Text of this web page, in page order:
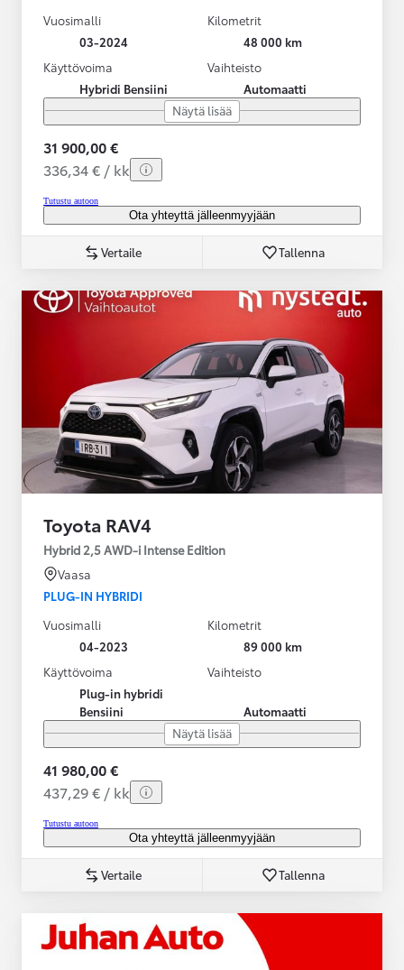
Vuosimalli
03-2024
Kilometrit
48 000 km
Käyttövoima
Hybridi Bensiini
Vaihteisto
Automaatti
Näytä lisää
31 900,00 €
336,34 € / kk
Tutustu autoon
Ota yhteyttä jälleenmyyjään
Vertaile Tallenna
Toyota RAV4
Hybrid 2,5 AWD-i Intense Edition
Vaasa
PLUG-IN HYBRIDI
Vuosimalli
04-2023
Kilometrit
89 000 km
Käyttövoima
Plug-in hybridi
Bensiini
Vaihteisto
Automaatti
Näytä lisää
41 980,00 €
437,29 € / kk
Tutustu autoon
Ota yhteyttä jälleenmyyjään
Vertaile Tallenna